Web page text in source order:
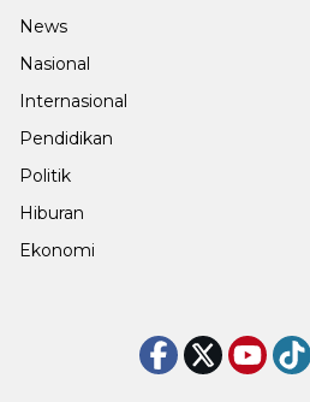
News
Nasional
Internasional
Pendidikan
Politik
Hiburan
Ekonomi